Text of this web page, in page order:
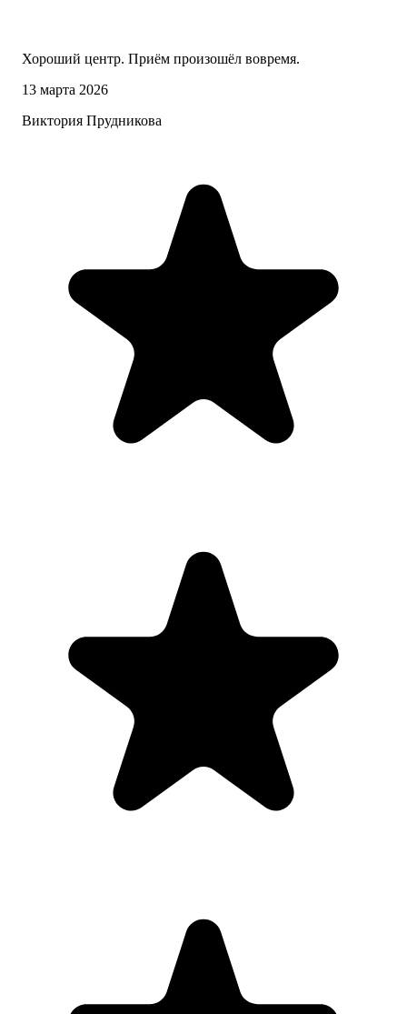
Хороший центр. Приём произошёл вовремя.
13 марта 2026
Виктория Прудникова